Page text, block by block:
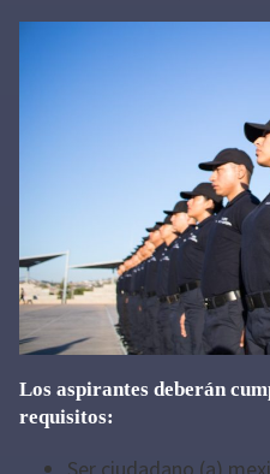
Los aspirantes deberán
requisitos: